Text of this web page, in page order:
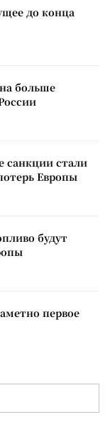
до конца
больше
санкции стали
Европы
будут
первое